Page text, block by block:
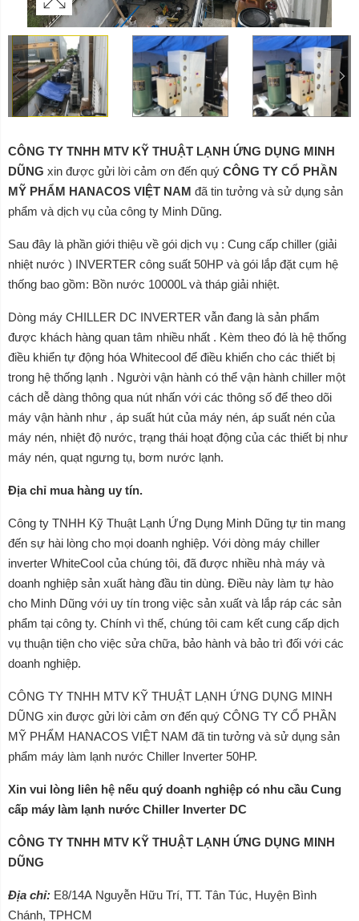
CÔNG TY TNHH MTV KỸ THUẬT LẠNH ỨNG DỤNG MINH
DŨNG xin được gửi lời cảm ơn đến quý CÔNG TY CỔ PHẦN
MỸ PHẨM HANACOS VIỆT NAM đã tin tưởng và sử dụng sản
phẩm và dịch vụ của công ty Minh Dũng.
Sau đây là phần giới thiệu về gói dịch vụ : Cung cấp chiller (giải
nhiệt nước ) INVERTER công suất 50HP và gói lắp đặt cụm hệ
thống bao gồm: Bồn nước 10000L và tháp giải nhiệt.
Dòng máy CHILLER DC INVERTER vẫn đang là sản phẩm
được khách hàng quan tâm nhiều nhất . Kèm theo đó là hệ thống
điều khiển tự động hóa Whitecool để điều khiển cho các thiết bị
trong hệ thống lạnh . Người vận hành có thể vận hành chiller một
cách dễ dàng thông qua nút nhấn với các thông số để theo dõi
máy vận hành như , áp suất hút của máy nén, áp suất nén của
máy nén, nhiệt độ nước, trạng thái hoạt động của các thiết bị như
máy nén, quạt ngưng tụ, bơm nước lạnh.
Địa chỉ mua hàng uy tín.
Công ty TNHH Kỹ Thuật Lạnh Ứng Dụng Minh Dũng tự tin mang
đến sự hài lòng cho mọi doanh nghiệp. Với dòng máy chiller
inverter WhiteCool của chúng tôi, đã được nhiều nhà máy và
doanh nghiệp sản xuất hàng đầu tin dùng. Điều này làm tự hào
cho Minh Dũng với uy tín trong việc sản xuất và lắp ráp các sản
phẩm tại công ty. Chính vì thế, chúng tôi cam kết cung cấp dịch
vụ thuận tiện cho việc sửa chữa, bảo hành và bảo trì đối với các
doanh nghiệp.
CÔNG TY TNHH MTV KỸ THUẬT LẠNH ỨNG DỤNG MINH
DŨNG xin được gửi lời cảm ơn đến quý CÔNG TY CỔ PHẦN
MỸ PHẨM HANACOS VIỆT NAM đã tin tưởng và sử dụng sản
phẩm máy làm lạnh nước Chiller Inverter 50HP.
Xin vui lòng liên hệ nếu quý doanh nghiệp có nhu cầu Cung
cấp máy làm lạnh nước Chiller Inverter DC
CÔNG TY TNHH MTV KỸ THUẬT LẠNH ỨNG DỤNG MINH
DŨNG
Địa chỉ: E8/14A Nguyễn Hữu Trí, TT. Tân Túc, Huyện Bình
Chánh, TPHCM